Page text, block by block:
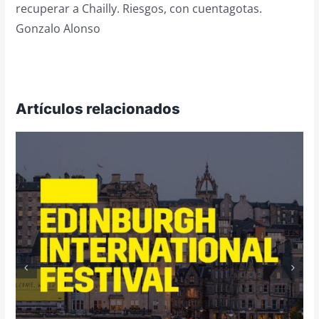
recuperar a Chailly. Riesgos, con cuentagotas.
Gonzalo Alonso
Artículos relacionados